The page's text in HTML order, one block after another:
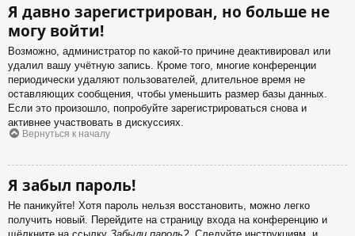
Я давно зарегистрирован, но больше не
могу войти!
Возможно, администратор по какой-то причине деактивировал или
удалил вашу учётную запись. Кроме того, многие конференции
периодически удаляют пользователей, длительное время не
оставляющих сообщения, чтобы уменьшить размер базы данных.
Если это произошло, попробуйте зарегистрироваться снова и
активнее участвовать в дискуссиях.
Вернуться к началу
Я забыл пароль!
Не паникуйте! Хотя пароль нельзя восстановить, можно легко
получить новый. Перейдите на страницу входа на конференцию и